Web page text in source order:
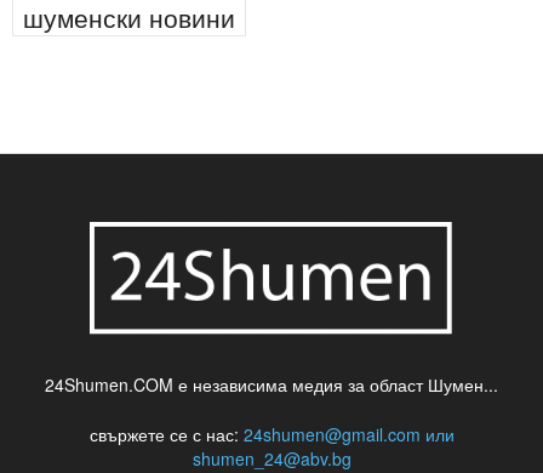
шуменски новини
24Shumen.COM е независима медия за област Шумен...
свържете се с нас: 24shumen@gmail.com или
shumen_24@abv.bg